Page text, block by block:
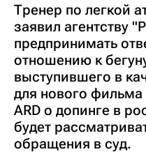
Тренер по легкой
заявил агентству
предпринимать
отношению к
выступившего в
для нового фильма
ARD о допинге в
будет
обращения в суд.